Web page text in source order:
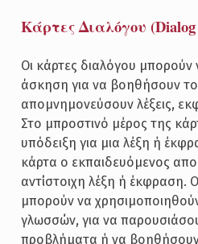
Κάρτες Διαλόγου (Dialog
Οι κάρτες διαλόγου
άσκηση για να βοηθήσουν
απομνημονεύσουν λέξεις,
Στο μπροστινό μέρος της
υπόδειξη για μια λέξη ή
κάρτα ο εκπαιδευόμενος
αντίστοιχη λέξη ή έκφραση.
μπορούν να
γλωσσών, για να
προβλήματα ή να